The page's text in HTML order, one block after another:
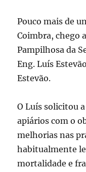
Pouco mais de
Coimbra, chego
Pampilhosa da
Eng. Luís
Estevão.
O Luís solicitou
apiários com o
melhorias nas
habitualmente
mortalidade e